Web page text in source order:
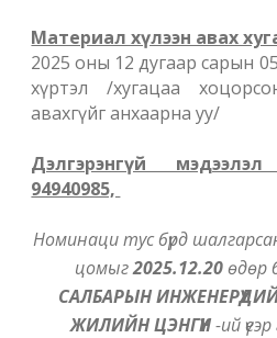
Материал хүлээн авах
2025 оны 12 дугаар сарын
хүртэл /хугацаа
авахгүйг анхаарна уу/
Дэлгэрэнгүй
94940985,
Номинаци тус бүрд
цомыг2025.12.20өдөр
САЛБАРЫН
ЖИЛИЙН ЦЭНГҮҮН-ий